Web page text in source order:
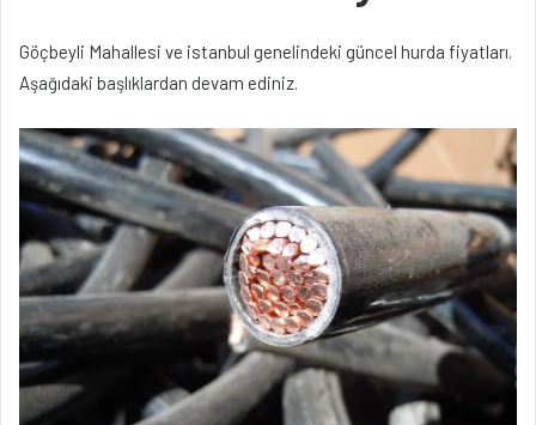
Göçbeyli Mahallesi ve istanbul genelindeki güncel hurda fiyatları.
Aşağıdaki başlıklardan devam ediniz.